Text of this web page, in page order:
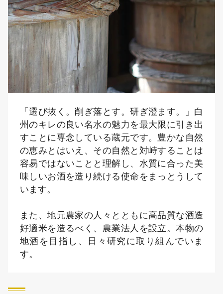
「選び抜く。削ぎ落とす。研ぎ澄ます。」白
州のキレの良い名水の魅力を最大限に引き出
すことに専念している蔵元です。豊かな自然
の恵みとはいえ、その自然と対峙することは
容易ではないことと理解し、水質に合った美
味しいお酒を造り続ける使命をまっとうして
います。
また、地元農家の人々とともに高品質な酒造
好適米を造るべく、農業法人を設立。本物の
地酒を目指し、日々研究に取り組んでいま
す。